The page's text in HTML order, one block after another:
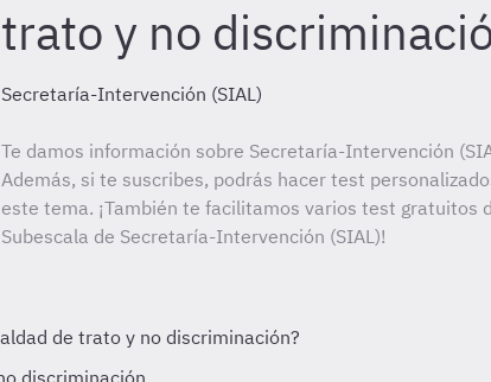
trato y no
Secretaría-Intervención (SIAL)
Te damos información sobre Secretaría-Intervención
Además, si te suscribes, podrás hacer test
este tema. ¡También te facilitamos varios test gratuitos
Subescala de Secretaría-Intervención (SIAL)!